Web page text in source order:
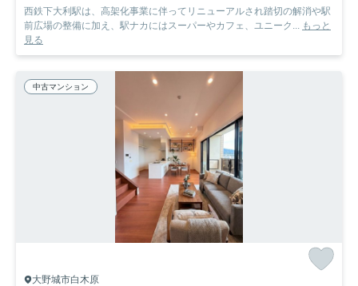
西鉄下大利駅は、高架化事業に伴ってリニューアルされ踏切の解消や駅
前広場の整備に加え、駅ナカにはスーパーやカフェ、ユニーク... もっと
見る
中古マンション
大野城市白木原